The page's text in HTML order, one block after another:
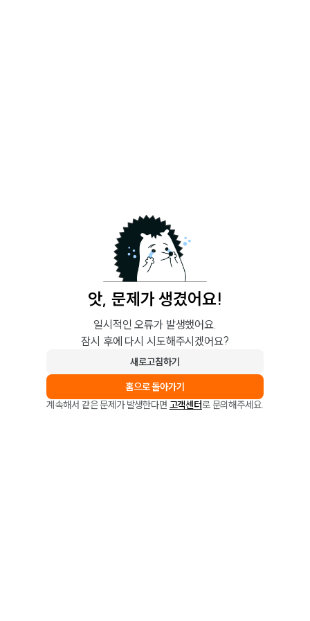
앗, 문제가 생겼어요!
일시적인 오류가 발생했어요.
잠시 후에 다시 시도해주시겠어요?
새로고침하기
홈으로 돌아가기
계속해서 같은 문제가 발생한다면 고객센터로 문의해주세요.